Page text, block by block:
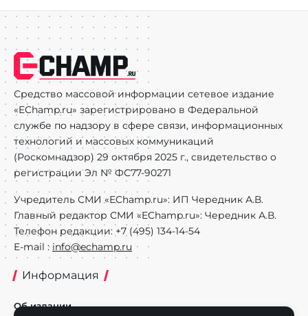
Средство массовой информации сетевое издание
«EChamp.ru» зарегистрировано в Федеральной
службе по надзору в сфере связи, информационных
технологий и массовых коммуникаций
(Роскомнадзор) 29 октября 2025 г., свидетельство о
регистрации Эл № ФС77-90271
Учредитель СМИ «EChamp.ru»: ИП Чередник А.В.
Главный редактор СМИ «EChamp.ru»: Чередник А.В.
Телефон редакции: +7 (495) 134-14-54
E-mail : info@echamp.ru
Информация
Об издании